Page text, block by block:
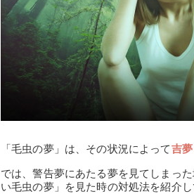
「毛虫の夢」は、その状況によって吉
では、警告夢にあたる夢を見てしまっ
い毛虫の夢」を見た時の対処法を紹介し